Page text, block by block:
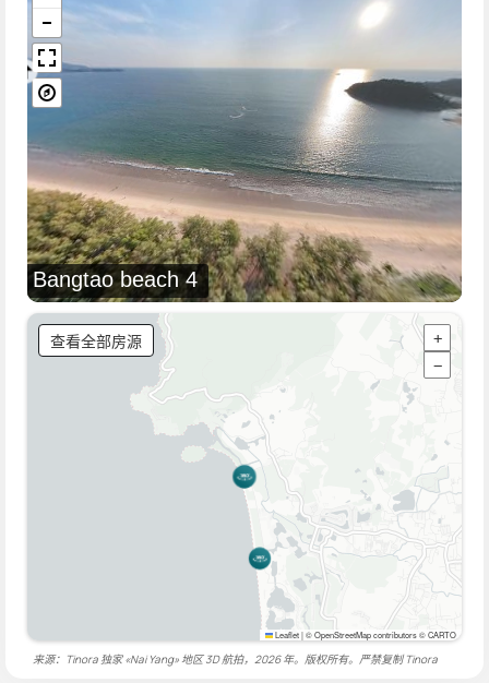
Bangtao beach 4
查看全部房源
+
−
Leaflet|© OpenStreetMap contributors © CARTO
来源：Tinora 独家 «Nai Yang» 地区 3D 航拍，2026 年。版权所有。严禁复制Tinora